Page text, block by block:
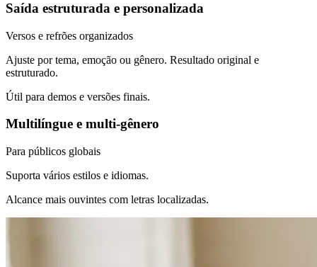
Saída estruturada e personalizada
Versos e refrões organizados
Ajuste por tema, emoção ou gênero. Resultado original e
estruturado.
Útil para demos e versões finais.
Multilíngue e multi‑gênero
Para públicos globais
Suporta vários estilos e idiomas.
Alcance mais ouvintes com letras localizadas.